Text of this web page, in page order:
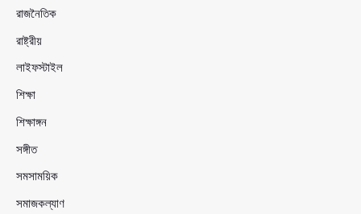
রাজনৈতিক
রাষ্ট্রীয়
লাইফস্টাইল
শিক্ষা
শিক্ষাঙ্গন
সঙ্গীত
সমসাময়িক
সমাজকল্যাণ